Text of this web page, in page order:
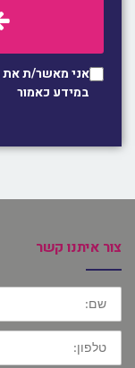
אני מאשר/ת את
במידע כאמור
צור איתנו קשר
שם:
טלפון: